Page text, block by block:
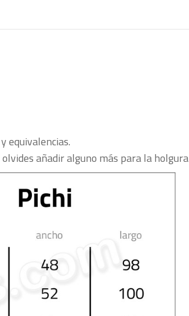
equivalencias.
añadir alguno más para la holgura